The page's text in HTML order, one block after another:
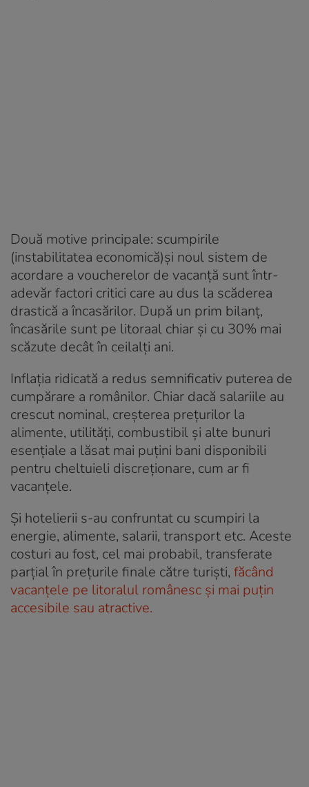
Două motive principale: scumpirile
(instabilitatea economică)și noul sistem de
acordare a voucherelor de vacanță sunt într-
adevăr factori critici care au dus la scăderea
drastică a încasărilor. După un prim bilanț,
încasările sunt pe litoraal chiar și cu 30% mai
scăzute decât în ceilalți ani.
Inflația ridicată a redus semnificativ puterea de
cumpărare a românilor. Chiar dacă salariile au
crescut nominal, creșterea prețurilor la
alimente, utilități, combustibil și alte bunuri
esențiale a lăsat mai puțini bani disponibili
pentru cheltuieli discreționare, cum ar fi
vacanțele.
Și hotelierii s-au confruntat cu scumpiri la
energie, alimente, salarii, transport etc. Aceste
costuri au fost, cel mai probabil, transferate
parțial în prețurile finale către turiști, făcând
vacanțele pe litoralul românesc și mai puțin
accesibile sau atractive.